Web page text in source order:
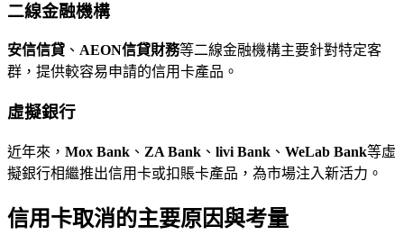
二線金融機構
安信信貸 、 AEON信貸財務等二線金融機構主要針對特定客
群，提供較容易申請的信用卡產品。
虛擬銀行
近年來， Mox Bank 、 ZA Bank 、 livi Bank 、 WeLab Bank等虛
擬銀行相繼推出信用卡或扣賬卡產品，為市場注入新活力。
信用卡取消的主要原因與考量